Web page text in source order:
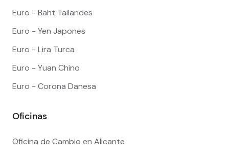
Euro - Baht Tailandes
Euro - Yen Japones
Euro - Lira Turca
Euro - Yuan Chino
Euro - Corona Danesa
Oficinas
Oficina de Cambio en Alicante